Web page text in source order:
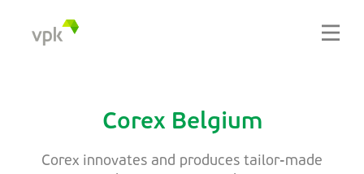
Corex Belgium
Corex innovates and produces tailor-made